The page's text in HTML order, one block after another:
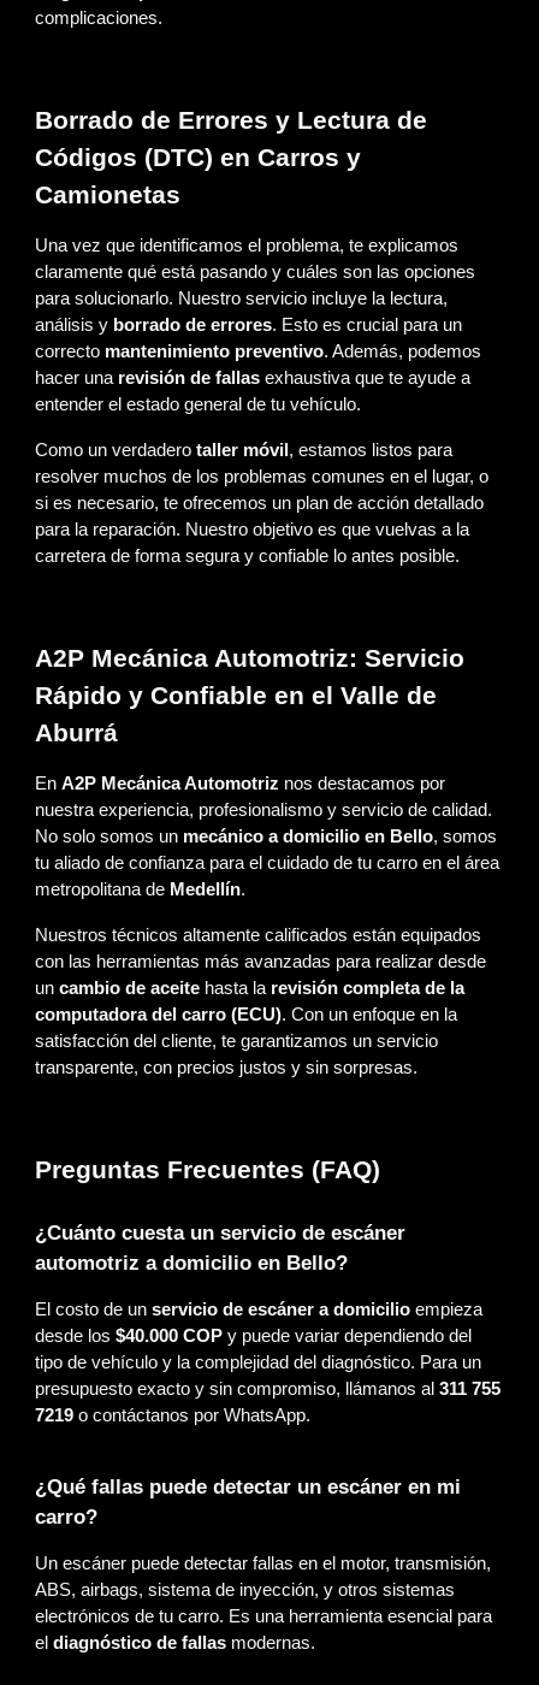
complicaciones.
Borrado de Errores y Lectura de
Códigos (DTC) en Carros y
Camionetas
Una vez que identificamos el problema, te explicamos
claramente qué está pasando y cuáles son las opciones
para solucionarlo. Nuestro servicio incluye la lectura,
análisis y borrado de errores. Esto es crucial para un
correcto mantenimiento preventivo. Además, podemos
hacer una revisión de fallas exhaustiva que te ayude a
entender el estado general de tu vehículo.
Como un verdaderotaller móvil , estamos listos para
resolver muchos de los problemas comunes en el lugar, o
si es necesario, te ofrecemos un plan de acción detallado
para la reparación. Nuestro objetivo es que vuelvas a la
carretera de forma segura y confiable lo antes posible.
A2P Mecánica Automotriz: Servicio
Rápido y Confiable en el Valle de
Aburrá
EnA2P Mecánica Automotriz nos destacamos por
nuestra experiencia, profesionalismo y servicio de calidad.
No solo somos un mecánico a domicilio en Bello, somos
tu aliado de confianza para el cuidado de tu carro en el área
metropolitana de Medellín.
Nuestros técnicos altamente calificados están equipados
con las herramientas más avanzadas para realizar desde
uncambio de aceite hasta la revisión completa de la
computadora del carro (ECU). Con un enfoque en la
satisfacción del cliente, te garantizamos un servicio
transparente, con precios justos y sin sorpresas.
Preguntas Frecuentes (FAQ)
¿Cuánto cuesta un servicio de escáner
automotriz a domicilio en Bello?
El costo de unservicio de escáner a domicilio empieza
desde los$40.000 COP y puede variar dependiendo del
tipo de vehículo y la complejidad del diagnóstico. Para un
presupuesto exacto y sin compromiso, llámanos al311 755
7219 o contáctanos por WhatsApp.
¿Qué fallas puede detectar un escáner en mi
carro?
Un escáner puede detectar fallas en el motor, transmisión,
ABS, airbags, sistema de inyección, y otros sistemas
electrónicos de tu carro. Es una herramienta esencial para
eldiagnóstico de fallas modernas.